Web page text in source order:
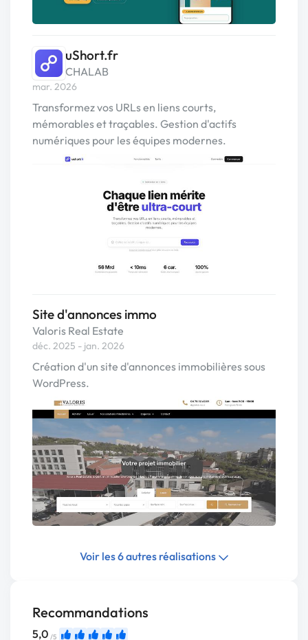
uShort.fr
CHALAB
mar. 2026
Transformez vos URLs en liens courts,
mémorables et traçables. Gestion d'actifs
numériques pour les équipes modernes.
Site d'annonces immo
Valoris Real Estate
déc. 2025 - jan. 2026
Création d'un site d'annonces immobilières sous
WordPress.
Voir les 6 autres réalisations
Recommandations
5,0 /5